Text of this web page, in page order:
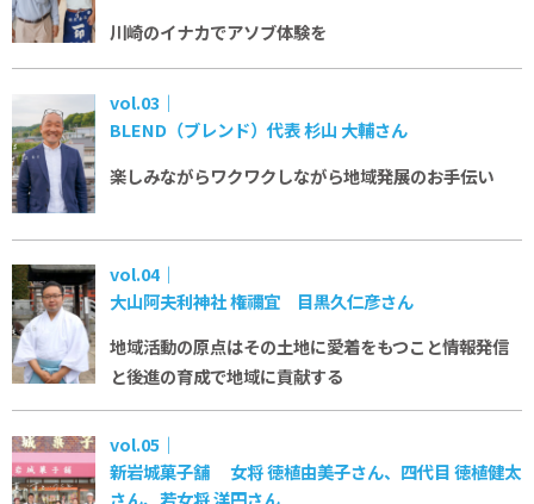
川崎のイナカでアソブ体験を
vol.03｜
BLEND（ブレンド）代表 杉山 大輔さん
楽しみながらワクワクしながら地域発展のお手伝い
vol.04｜
大山阿夫利神社 権禰宜 目黒久仁彦さん
地域活動の原点はその土地に愛着をもつこと情報発信
と後進の育成で地域に貢献する
vol.05｜
新岩城菓子舗 女将 徳植由美子さん、四代目 徳植健太
さん、若女将 洋円さん